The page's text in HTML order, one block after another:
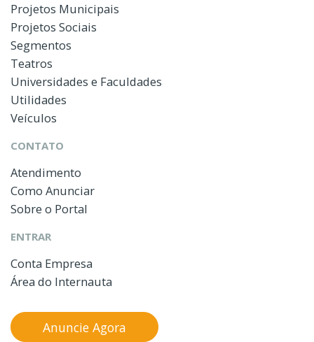
Projetos Municipais
Projetos Sociais
Segmentos
Teatros
Universidades e Faculdades
Utilidades
Veículos
CONTATO
Atendimento
Como Anunciar
Sobre o Portal
ENTRAR
Conta Empresa
Área do Internauta
Anuncie Agora